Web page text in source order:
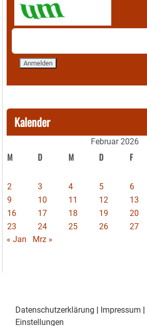
Kalender
Februar 2026
M D M D F
2
3 4 5 6
9
10 11 12 13
16
17 18 19 20
23
24 25 26 27
« Jan
Mrz »
Datenschutzerklärung Impressum
Einstellungen